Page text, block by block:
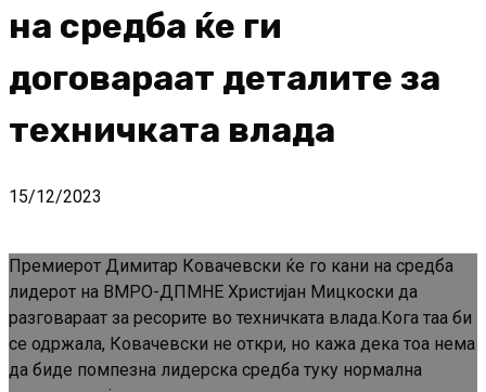
на средба ќе ги
договараат деталите за
техничката влада
15/12/2023
Премиерот Димитар Ковачевски ќе го кани на средба
лидерот на ВМРО-ДПМНЕ Христијан Мицкоски да
разговараат за ресорите во техничката влада.Кога таа би
се одржала, Ковачевски не откри, но кажа дека тоа нема
да биде помпезна лидерска средба туку нормална